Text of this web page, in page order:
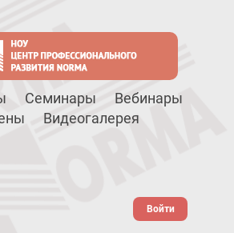
Семинары
Вебинары
Видеогалерея
Войти